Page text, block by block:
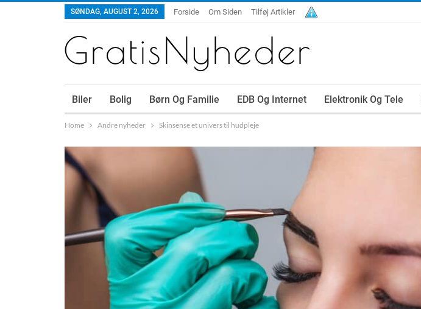
SØNDAG, AUGUST 2, 2026 Forside Om Siden Tilføj Artikler
Biler Bolig Børn Og Familie EDB Og Internet Elektronik Og Tele
Home Andre nyheder Skinsense et univers til hudpleje